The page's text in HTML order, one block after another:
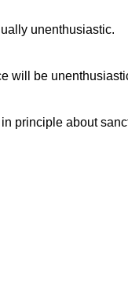
unenthusiastic.
will be
principle about